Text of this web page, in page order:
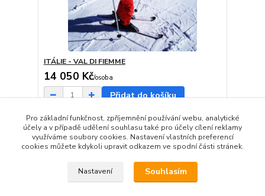
ITÁLIE - VAL DI FIEMME
14 050 Kč/osoba
Přidat do košíku
strana z 1
Pro základní funkčnost, zpříjemnění používání webu, analytické
účely a v případě udělení souhlasu také pro účely cílení reklamy
využíváme soubory cookies. Nastavení vlastních preferencí
cookies můžete kdykoli upravit odkazem ve spodní části stránek.
Nastavení Souhlasím